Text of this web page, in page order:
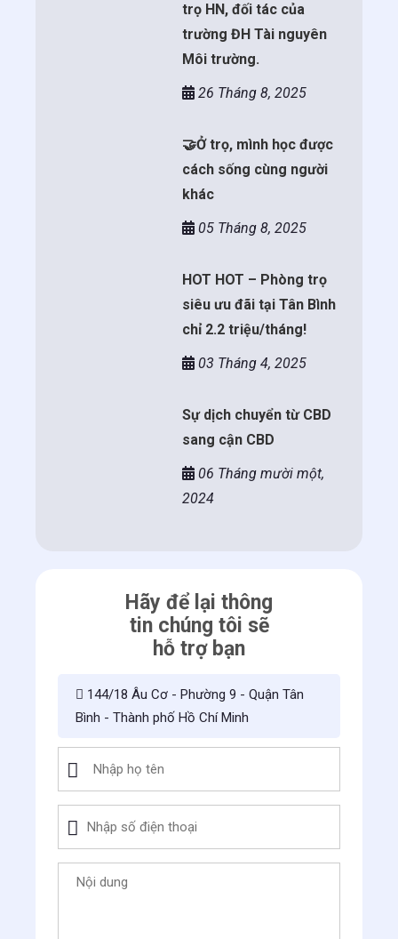
trọ HN, đối tác của
trường ĐH Tài nguyên
Môi trường.
26 Tháng 8, 2025
🤝Ở trọ, mình học được
cách sống cùng người
khác
05 Tháng 8, 2025
HOT HOT – Phòng trọ
siêu ưu đãi tại Tân Bình
chỉ 2.2 triệu/tháng!
03 Tháng 4, 2025
Sự dịch chuyển từ CBD
sang cận CBD
06 Tháng mười một,
2024
Hãy để lại thông
tin chúng tôi sẽ
hỗ trợ bạn
144/18 Âu Cơ - Phường 9 - Quận Tân
Bình - Thành phố Hồ Chí Minh